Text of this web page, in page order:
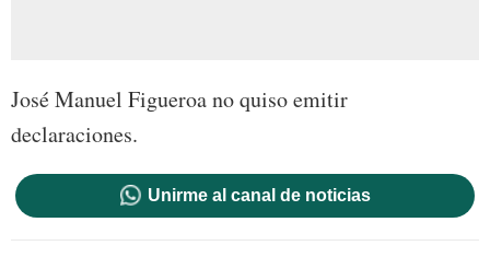
José Manuel Figueroa no quiso emitir
declaraciones.
Unirme al canal de noticias